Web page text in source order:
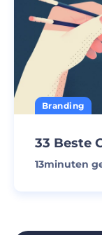
Branding
33 Beste
13minuten